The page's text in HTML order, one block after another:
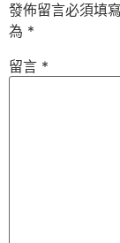
發佈留言必須填
為 *
留言 *